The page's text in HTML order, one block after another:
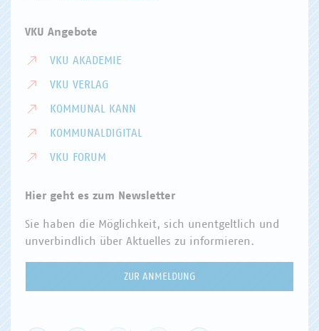
VKU Angebote
VKU AKADEMIE
VKU VERLAG
KOMMUNAL KANN
KOMMUNALDIGITAL
VKU FORUM
Hier geht es zum Newsletter
Sie haben die Möglichkeit, sich unentgeltlich und
unverbindlich über Aktuelles zu informieren.
ZUR ANMELDUNG